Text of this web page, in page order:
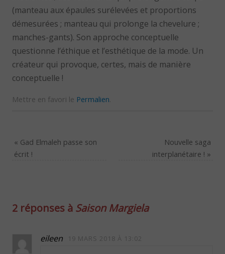
(manteau aux épaules surélevées et proportions
démesurées ; manteau qui prolonge la chevelure ;
manches-gants). Son approche conceptuelle
questionne l’éthique et l’esthétique de la mode. Un
créateur qui provoque, certes, mais de manière
conceptuelle !
Mettre en favori le Permalien
« Gad Elmaleh passe son
écrit !
Nouvelle saga
interplanétaire ! »
2 réponses à Saison Margiela
eileen 19 MARS 2018 À 13:02